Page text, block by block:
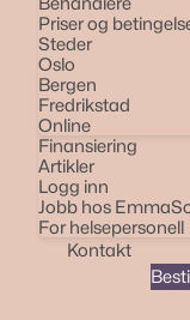
Priser og
Steder
Oslo
Bergen
Fredrikstad
Online
Finansiering
Artikler
Logg inn
Jobb hos
For helsepersonell
Kontakt